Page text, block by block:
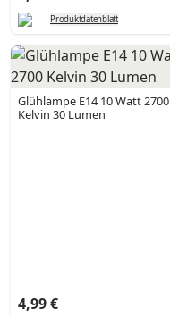
Produktdatenblatt
Glühlampe E14 10 Watt 2700
Kelvin 30 Lumen
4,99 €